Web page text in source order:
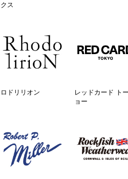
クス
ロドリリオン
レッドカード ト
ョー